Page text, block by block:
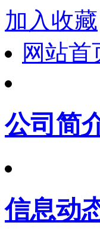
加入收藏
网站首
公司简
信息动